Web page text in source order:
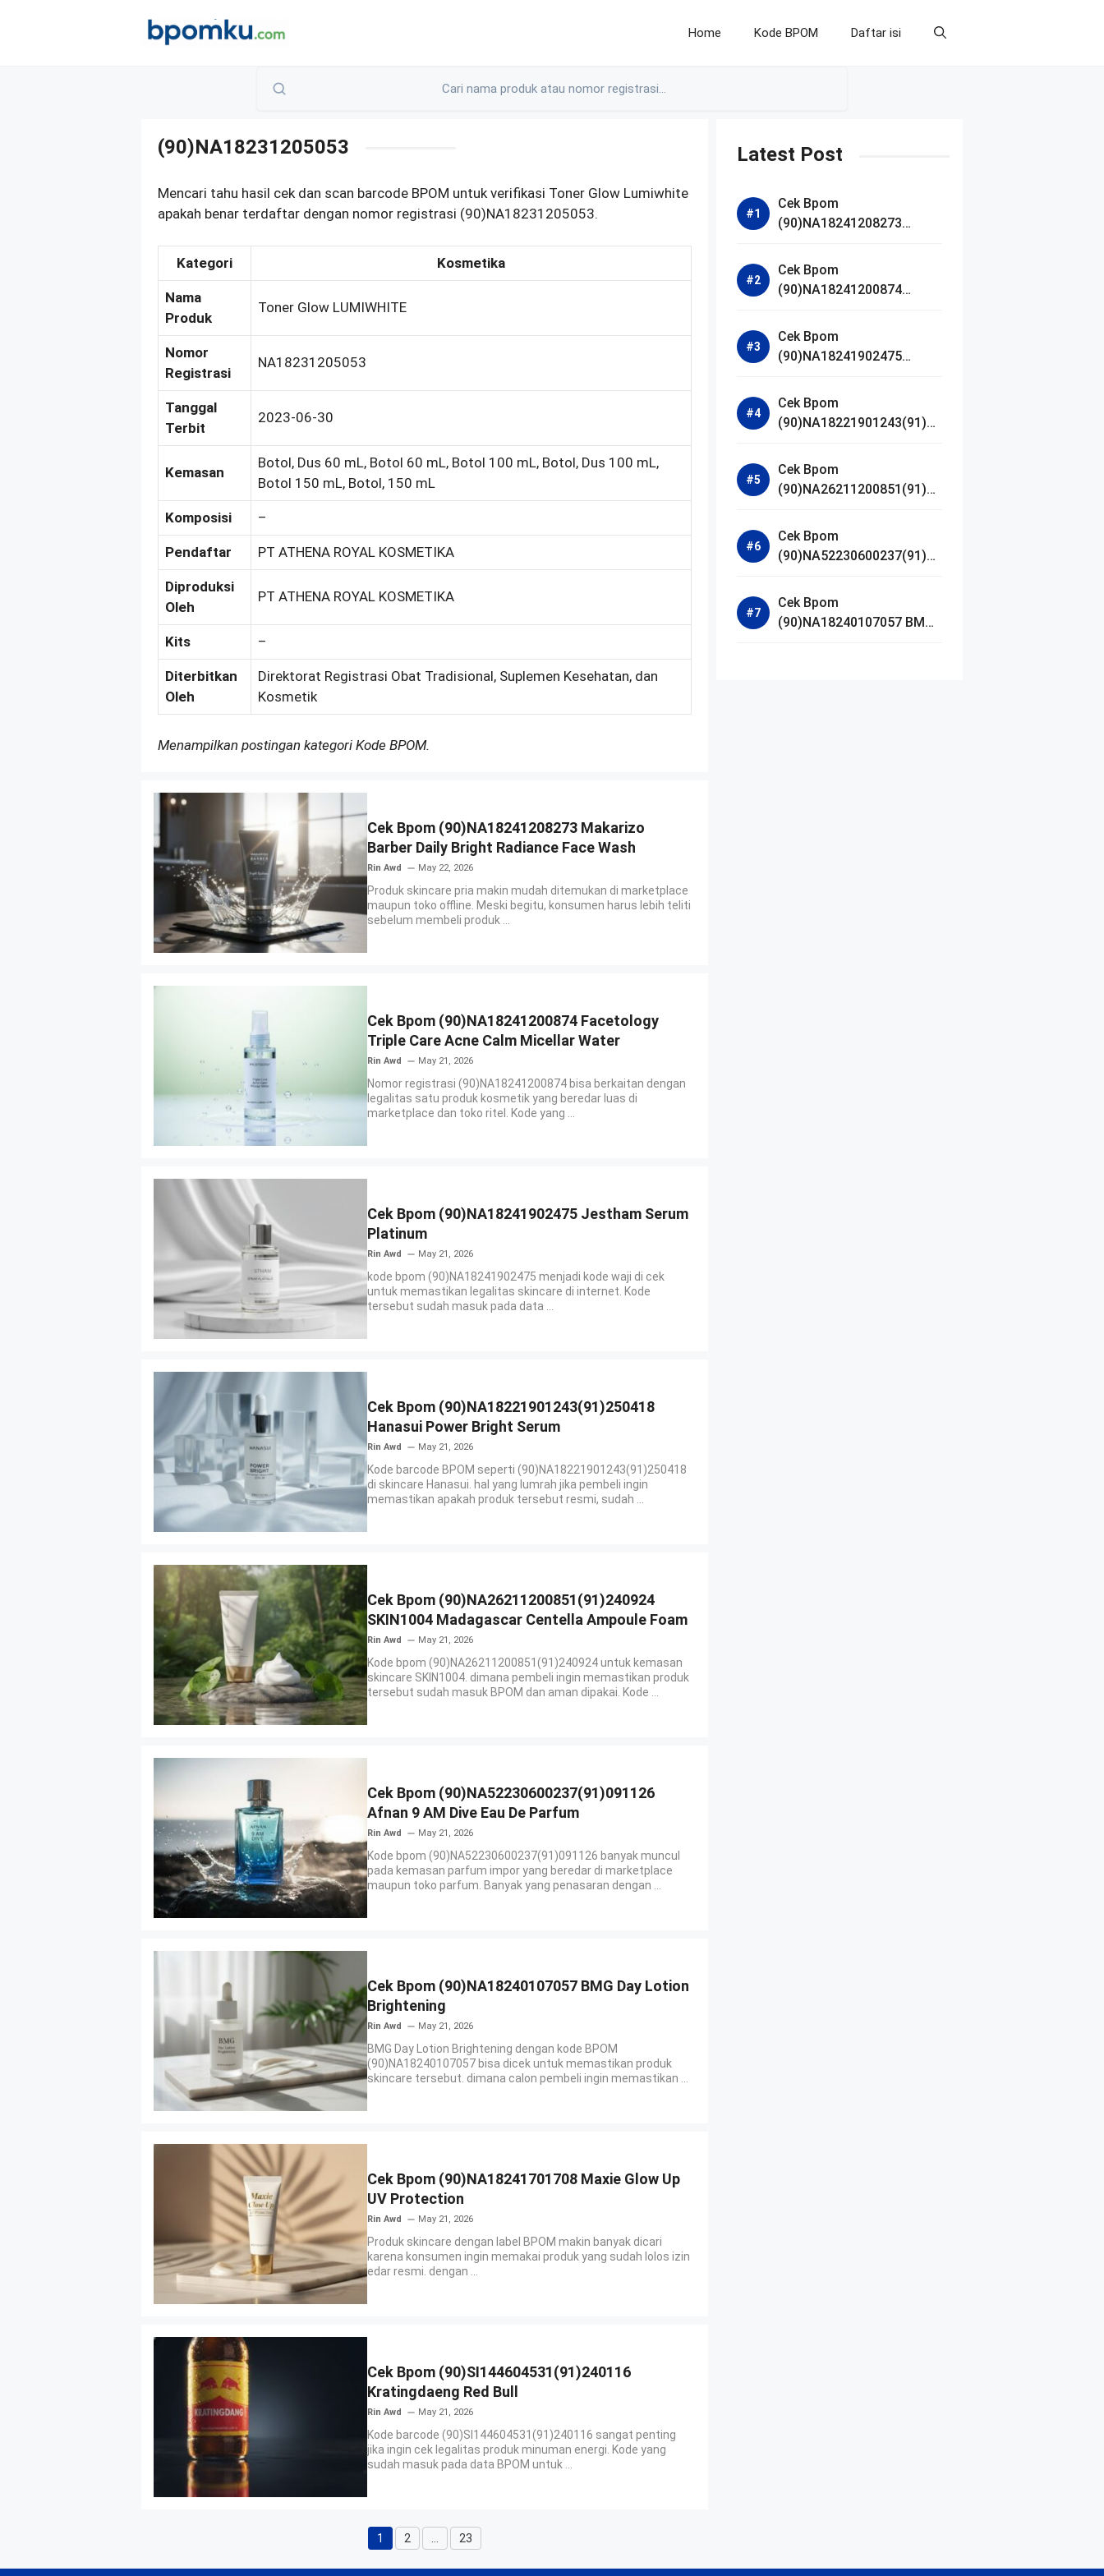
Home Kode BPOM Daftar isi
(90)NA18231205053
Mencari tahu hasil cek dan scan barcode BPOM untuk verifikasi Toner Glow Lumiwhite
apakah benar terdaftar dengan nomor registrasi (90)NA18231205053.
Kategori Kosmetika
Nama
Produk
Toner Glow LUMIWHITE
Nomor
Registrasi
NA18231205053
Tanggal
Terbit
2023-06-30
Kemasan
Botol, Dus 60 mL, Botol 60 mL, Botol 100 mL, Botol, Dus 100 mL,
Botol 150 mL, Botol, 150 mL
Komposisi –
Pendaftar PT ATHENA ROYAL KOSMETIKA
Diproduksi
Oleh
PT ATHENA ROYAL KOSMETIKA
Kits –
Diterbitkan
Oleh
Direktorat Registrasi Obat Tradisional, Suplemen Kesehatan, dan
Kosmetik
Menampilkan postingan kategori Kode BPOM.
Cek Bpom (90)NA18241208273 Makarizo
Barber Daily Bright Radiance Face Wash
Rin Awd May 22, 2026
Produk skincare pria makin mudah ditemukan di marketplace
maupun toko offline. Meski begitu, konsumen harus lebih teliti
sebelum membeli produk ...
Cek Bpom (90)NA18241200874 Facetology
Triple Care Acne Calm Micellar Water
Rin Awd May 21, 2026
Nomor registrasi (90)NA18241200874 bisa berkaitan dengan
legalitas satu produk kosmetik yang beredar luas di
marketplace dan toko ritel. Kode yang ...
Cek Bpom (90)NA18241902475 Jestham Serum
Platinum
Rin Awd May 21, 2026
kode bpom (90)NA18241902475 menjadi kode waji di cek
untuk memastikan legalitas skincare di internet. Kode
tersebut sudah masuk pada data ...
Cek Bpom (90)NA18221901243(91)250418
Hanasui Power Bright Serum
Rin Awd May 21, 2026
Kode barcode BPOM seperti (90)NA18221901243(91)250418
di skincare Hanasui. hal yang lumrah jika pembeli ingin
memastikan apakah produk tersebut resmi, sudah ...
Cek Bpom (90)NA26211200851(91)240924
SKIN1004 Madagascar Centella Ampoule Foam
Rin Awd May 21, 2026
Kode bpom (90)NA26211200851(91)240924 untuk kemasan
skincare SKIN1004. dimana pembeli ingin memastikan produk
tersebut sudah masuk BPOM dan aman dipakai. Kode ...
Cek Bpom (90)NA52230600237(91)091126
Afnan 9 AM Dive Eau De Parfum
Rin Awd May 21, 2026
Kode bpom (90)NA52230600237(91)091126 banyak muncul
pada kemasan parfum impor yang beredar di marketplace
maupun toko parfum. Banyak yang penasaran dengan ...
Cek Bpom (90)NA18240107057 BMG Day Lotion
Brightening
Rin Awd May 21, 2026
BMG Day Lotion Brightening dengan kode BPOM
(90)NA18240107057 bisa dicek untuk memastikan produk
skincare tersebut. dimana calon pembeli ingin memastikan ...
Cek Bpom (90)NA18241701708 Maxie Glow Up
UV Protection
Rin Awd May 21, 2026
Produk skincare dengan label BPOM makin banyak dicari
karena konsumen ingin memakai produk yang sudah lolos izin
edar resmi. dengan ...
Cek Bpom (90)SI144604531(91)240116
Kratingdaeng Red Bull
Rin Awd May 21, 2026
Kode barcode (90)SI144604531(91)240116 sangat penting
jika ingin cek legalitas produk minuman energi. Kode yang
sudah masuk pada data BPOM untuk ...
Page
1 Page
2 Page
23
Latest Post
Cek Bpom
(90)NA18241208273
Bright Radiance Face
Wash
Cek Bpom
(90)NA18241200874
Acne Calm Micellar Water
Cek Bpom
(90)NA18241902475
Cek Bpom
(90)NA18221901243(91)25
Serum
Cek Bpom
(90)NA26211200851(91)24
Madagascar Centella
Ampoule Foam
Cek Bpom
(90)NA52230600237(91)09
De Parfum
Cek Bpom
(90)NA18240107057 BMG